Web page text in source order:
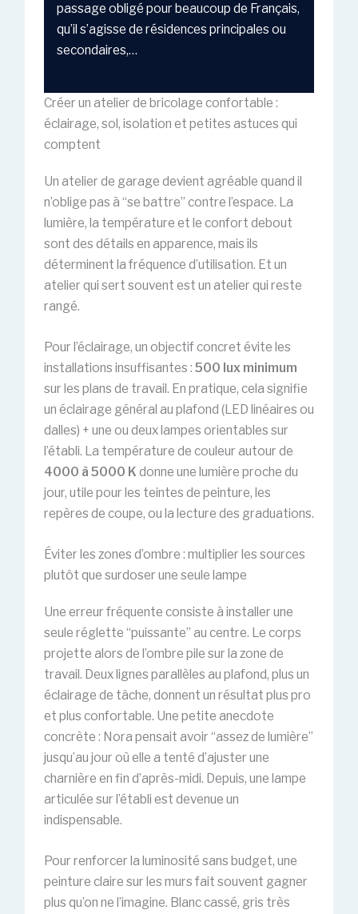
passage obligé pour beaucoup de Français,
qu’il s’agisse de résidences principales ou
secondaires,…
Créer un atelier de bricolage confortable :
éclairage, sol, isolation et petites astuces qui
comptent
Un atelier de garage devient agréable quand il
n’oblige pas à “se battre” contre l’espace. La
lumière, la température et le confort debout
sont des détails en apparence, mais ils
déterminent la fréquence d’utilisation. Et un
atelier qui sert souvent est un atelier qui reste
rangé.
Pour l’éclairage, un objectif concret évite les
installations insuffisantes : 500 lux minimum
sur les plans de travail. En pratique, cela signifie
un éclairage général au plafond (LED linéaires ou
dalles) + une ou deux lampes orientables sur
l’établi. La température de couleur autour de
4000 à 5000 K donne une lumière proche du
jour, utile pour les teintes de peinture, les
repères de coupe, ou la lecture des graduations.
Éviter les zones d’ombre : multiplier les sources
plutôt que surdoser une seule lampe
Une erreur fréquente consiste à installer une
seule réglette “puissante” au centre. Le corps
projette alors de l’ombre pile sur la zone de
travail. Deux lignes parallèles au plafond, plus un
éclairage de tâche, donnent un résultat plus pro
et plus confortable. Une petite anecdote
concrète : Nora pensait avoir “assez de lumière”
jusqu’au jour où elle a tenté d’ajuster une
charnière en fin d’après-midi. Depuis, une lampe
articulée sur l’établi est devenue un
indispensable.
Pour renforcer la luminosité sans budget, une
peinture claire sur les murs fait souvent gagner
plus qu’on ne l’imagine. Blanc cassé, gris très